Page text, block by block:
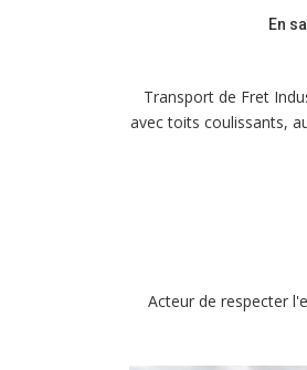
En
Transport de Fret
avec toits coulissants,
Acteur de respecter